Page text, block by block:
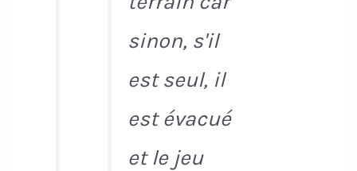
sinon, s'il
est seul, il
est évacué
et le jeu